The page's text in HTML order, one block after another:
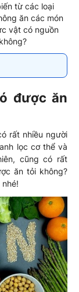
từ các loại
ăn các món
vật có nguồn
được ăn
rất nhiều người
lọc cơ thể và
cũng có rất
ăn tỏi không?